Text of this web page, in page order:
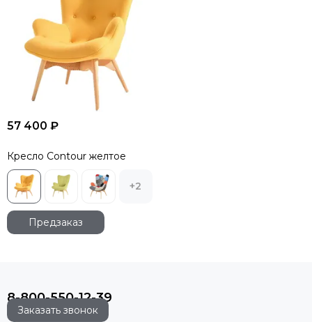
57 400 ₽
Кресло Contour желтое
+2
Предзаказ
8-800-550-12-39
Заказать звонок